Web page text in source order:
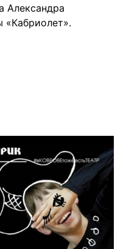
Александра
«Кабриолет».